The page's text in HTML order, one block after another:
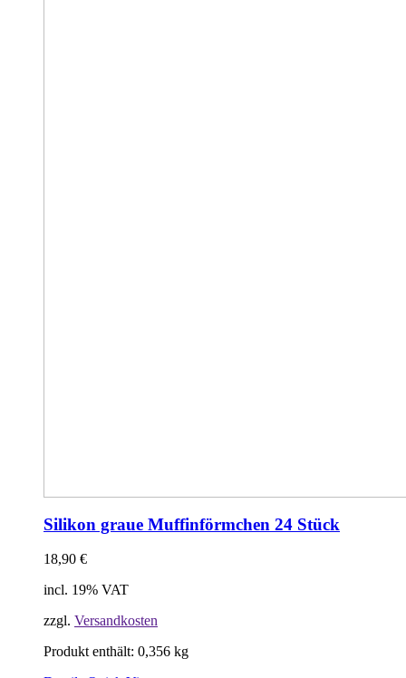
Silikon graue Muffinförmchen 24 Stück
18,90 €
incl. 19% VAT
zzgl. Versandkosten
Produkt enthält: 0,356 kg